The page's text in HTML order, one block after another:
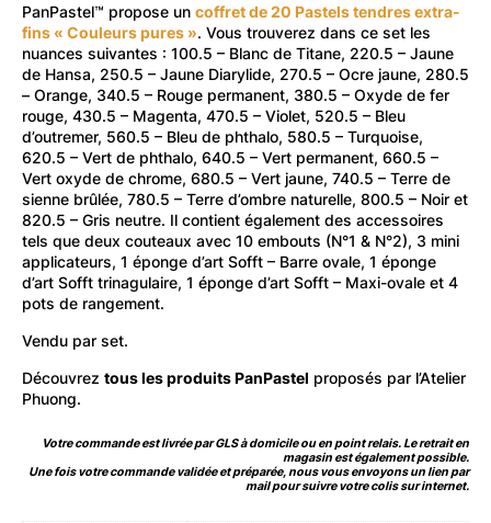
PanPastel™ propose un coffret de 20 Pastels tendres extra-
fins « Couleurs pures ». Vous trouverez dans ce set les
nuances suivantes : 100.5 – Blanc de Titane, 220.5 – Jaune
de Hansa, 250.5 – Jaune Diarylide, 270.5 – Ocre jaune, 280.5
– Orange, 340.5 – Rouge permanent, 380.5 – Oxyde de fer
rouge, 430.5 – Magenta, 470.5 – Violet, 520.5 – Bleu
d’outremer, 560.5 – Bleu de phthalo, 580.5 – Turquoise,
620.5 – Vert de phthalo, 640.5 – Vert permanent, 660.5 –
Vert oxyde de chrome, 680.5 – Vert jaune, 740.5 – Terre de
sienne brûlée, 780.5 – Terre d’ombre naturelle, 800.5 – Noir et
820.5 – Gris neutre. Il contient également des accessoires
tels que deux couteaux avec 10 embouts (N°1 & N°2), 3 mini
applicateurs, 1 éponge d’art Sofft – Barre ovale, 1 éponge
d’art Sofft trinagulaire, 1 éponge d’art Sofft – Maxi-ovale et 4
pots de rangement.
Vendu par set.
Découvrez tous les produits PanPastel proposés par l’Atelier
Phuong.
Votre commande est livrée par GLS à domicile ou en point relais. Le retrait en
magasin est également possible.
Une fois votre commande validée et préparée, nous vous envoyons un lien par
mail pour suivre votre colis sur internet.